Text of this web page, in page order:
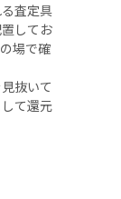
査定具
してお
場で確
抜いて
て還元